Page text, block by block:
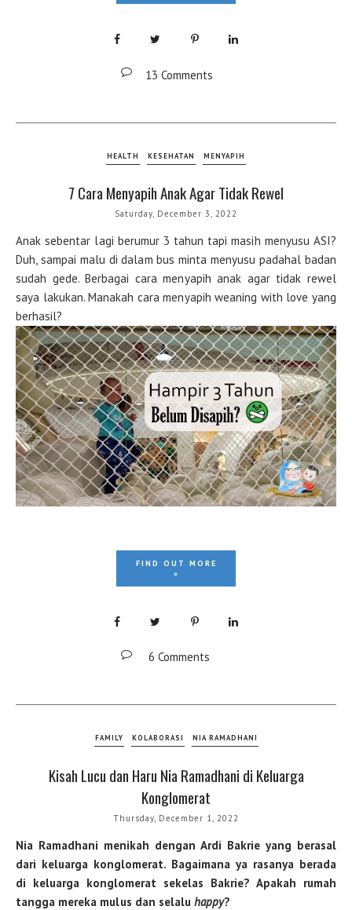
13 Comments
HEALTH KESEHATAN MENYAPIH
7 Cara Menyapih Anak Agar Tidak Rewel
Saturday, December 3, 2022
Anak sebentar lagi berumur 3 tahun tapi masih menyusu ASI?
Duh, sampai malu di dalam bus minta menyusu padahal badan
sudah gede. Berbagai cara menyapih anak agar tidak rewel
saya lakukan. Manakah cara menyapih weaning with love yang
berhasil?
FIND OUT MORE
»
6 Comments
FAMILY KOLABORASI NIA RAMADHANI
Kisah Lucu dan Haru Nia Ramadhani di Keluarga
Konglomerat
Thursday, December 1, 2022
Nia Ramadhani menikah dengan Ardi Bakrie yang berasal
dari keluarga konglomerat. Bagaimana ya rasanya berada
di keluarga konglomerat sekelas Bakrie? Apakah rumah
tangga mereka mulus dan selalu happy?